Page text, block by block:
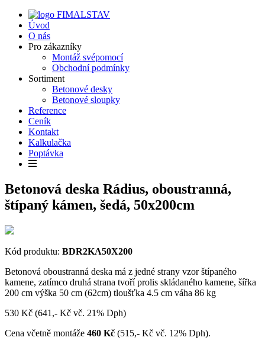
Úvod
O nás
Pro zákazníky
Montáž svépomocí
Obchodní podmínky
Sortiment
Betonové desky
Betonové sloupky
Reference
Ceník
Kontakt
Kalkulačka
Poptávka
Betonová deska Rádius, oboustranná,
štípaný kámen, šedá, 50x200cm
Kód produktu: BDR2KA50X200
Betonová oboustranná deska má z jedné strany vzor štípaného
kamene, zatímco druhá strana tvoří prolis skládaného kamene, šířka
200 cm výška 50 cm (62cm) tloušťka 4.5 cm váha 86 kg
530 Kč (641,- Kč vč. 21% Dph)
Cena včetně montáže 460 Kč (515,- Kč vč. 12% Dph).